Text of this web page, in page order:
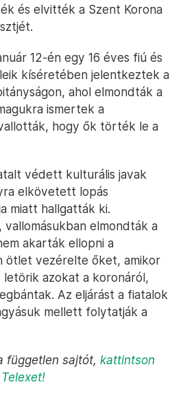
és elvitték a Szent Korona
12-én egy 16 éves fiú és
kíséretében jelentkeztek a
ahol elmondták a
ismertek a
hogy ők törték le a
védett kulturális javak
elkövetett lopás
miatt hallgatták ki.
elmondták a
akarták ellopni a
ötlet vezérelte őket, amikor
azokat a koronáról,
Az eljárást a fiatalok
mellett folytatják a
független sajtót, kattintson